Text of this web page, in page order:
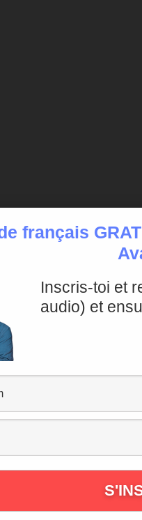
: L’intelligence
de la vidéo
une émission de
artificielle, du “deep
?
l’intelligence
on parle beaucoup en
il va déjà y en
ce qu’est
Blue” a-t-il battu
français
Inscris-toi et
audio) et